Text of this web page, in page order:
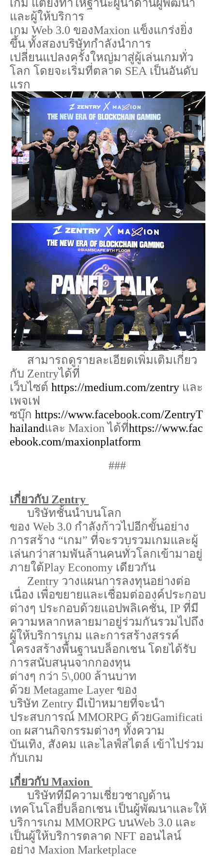
เกม แต่ยังทำให้ฐานะผู้นำด้านผู้พัฒนา
และผู้ให้บริการ
เกม Web 3.0 ของMaxion แข็งแกร่งยิ่ง
ขึ้น ทั้งสองบริษัทกำลังนำการ
เปลี่ยนแปลงครั้งใหญ่มาสู่ผู้เล่นเกมทั่ว
โลก โดยจะเริ่มที่ตลาด SEA เป็นอันดับ
แรก
สามารถดูรายละเอียดเพิ่มเติมเกี่ยว
กับ Zentryได้ที่
เว็บไซต์ https://medium.com/zentry และ
เพจเฟ
ซบุ๊ก https://www.facebook.com/ZentryT
hailandและ Maxion ได้ที่https://www.fac
ebook.com/maxionplatform
###
เกี่ยวกับ Zentry
บริษัทชั้นนำบนโลก
ของ Web 3.0 กำลังก้าวไปอีกขั้นอย่าง
การสร้าง “เกม” ที่จะรวบรวมเกมและผู้
เล่นกว่าสามพันล้านคนทั่วโลกเข้ามาอยู่
ภายใต้Play Economy เดียวกัน
Zentry วางแผนการลงทุนอย่างต่อ
เนื่อง เพื่อขยายและเชื่อมต่อองค์ประกอบ
ต่างๆ ประกอบด้วยแอปพลิเคชั่น, IP ที่มี
ความหลากหลายมาอยู่ร่วมกันรวมไปถึง
ผู้ให้บริการเกม และการสร้างสรรค์
โครงสร้างพื้นฐานบล็อกเชน โดยได้รับ
การสนับสนุนจากกองทุน
ต่างๆ กว่า 5\,000 ล้านบาท
ด้วย Metagame Layer ของ
บริษัท Zentry มีเป้าหมายที่จะนำ
ประสบการณ์ MMORPG ด้วยGamificati
on ผสานกิจกรรมต่างๆ ทั้งความ
บันเทิง, สังคม และไลฟ์สไตล์ เข้าไปร่วม
กับเกม
เกี่ยวกับ Maxion
บริษัทที่มีความเชี่ยวชาญด้าน
เทคโนโลยี่บล็อกเชน เป็นผู้พัฒนาและให้
บริการเกม MMORPG บนWeb 3.0 และ
เป็นผู้ให้บริการตลาด NFT ออนไลน์
อย่าง Maxion Marketplace